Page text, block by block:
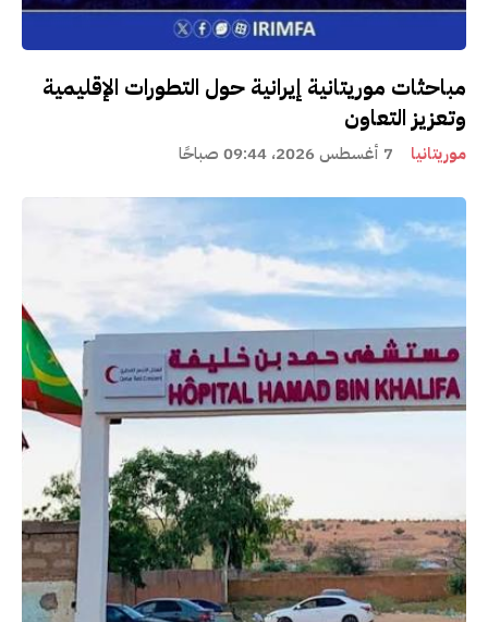
مباحثات موريتانية إيرانية حول التطورات الإقليمية
وتعزيز التعاون
موريتانيا 7 أغسطس 2026، 09:44 صباحًا